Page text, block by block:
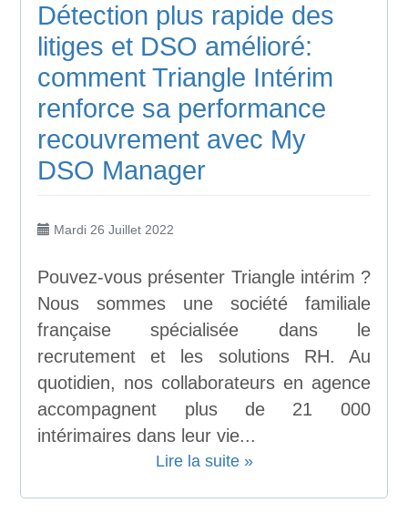
Détection plus rapide des
litiges et DSO amélioré:
comment Triangle Intérim
renforce sa performance
recouvrement avec My
DSO Manager
Mardi 26 Juillet 2022
Pouvez-vous présenter Triangle intérim ?
Nous sommes une société familiale
française spécialisée dans le
recrutement et les solutions RH. Au
quotidien, nos collaborateurs en agence
accompagnent plus de 21 000
intérimaires dans leur vie...
Lire la suite »